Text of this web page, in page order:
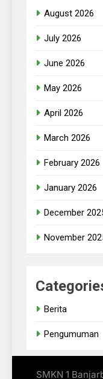
August 2026
July 2026
June 2026
May 2026
April 2026
March 2026
February 2026
January 2026
December
November
Berita
Pengumuman
SMKN 1